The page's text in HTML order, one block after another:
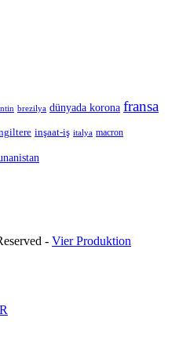
brezilya dünyada korona fransa
inşaat-iş italya macron
- Vier Produktion